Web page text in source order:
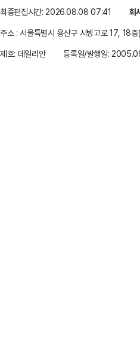
최종편집시간: 2026.08.08 07:41 회
주소 : 서울특별시 용산구 서빙고로 17, 18
제호: 데일리안
등록일/발행일: